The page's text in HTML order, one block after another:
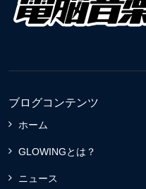
ブログコンテンツ
ホーム
GLOWINGとは？
ニュース